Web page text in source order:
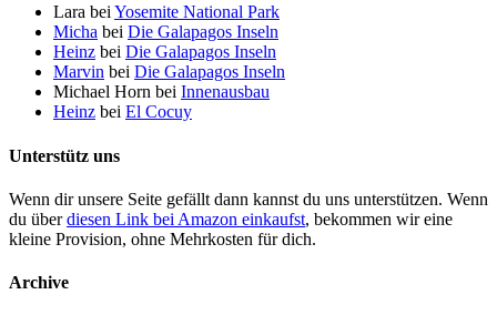
Lara bei Yosemite National Park
Micha bei Die Galapagos Inseln
Heinz bei Die Galapagos Inseln
Marvin bei Die Galapagos Inseln
Michael Horn bei Innenausbau
Heinz bei El Cocuy
Unterstütz uns
Wenn dir unsere Seite gefällt dann kannst du uns unterstützen. Wenn
du überdiesen Link bei Amazon einkaufst, bekommen wir eine
kleine Provision, ohne Mehrkosten für dich.
Archive